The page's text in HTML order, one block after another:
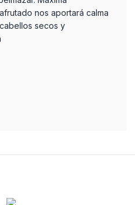
nos aportará calma
secos y